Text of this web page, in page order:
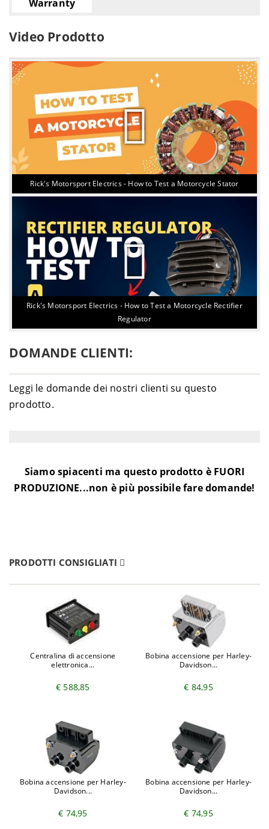
Warranty
Video Prodotto
Rick's Motorsport Electrics - How to Test a Motorcycle Stator
Rick's Motorsport Electrics - How to Test a Motorcycle Rectifier
Regulator
DOMANDE CLIENTI:
Leggi le domande dei nostri clienti su questo
prodotto.
Siamo spiacenti ma questo prodotto è FUORI
PRODUZIONE...non è più possibile fare domande!
PRODOTTI CONSIGLIATI
Centralina di accensione
elettronica...
€ 588,85
Bobina accensione per Harley-
Davidson...
€ 84,95
Bobina accensione per Harley-
Davidson...
€ 74,95
Bobina accensione per Harley-
Davidson...
€ 74,95